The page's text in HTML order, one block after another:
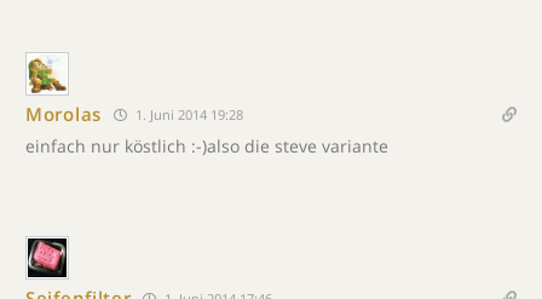
Morolas 1. Juni 2014 19:28
einfach nur köstlich :-)also die steve variante